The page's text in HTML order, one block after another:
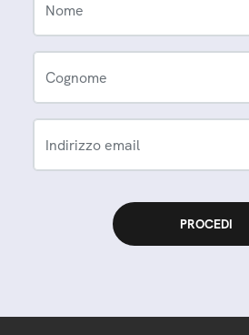
Nome
Cognome
Indirizzo email